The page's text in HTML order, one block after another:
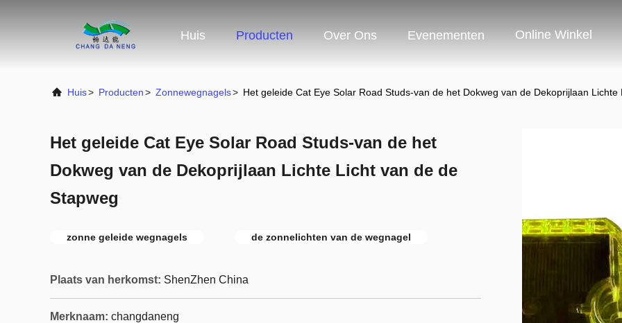
Huis Producten Over Ons Evenementen Online Winkel
Huis> Producten> Zonnewegnagels> Het geleide Cat Eye Solar Road Studs-van de het Dokweg van de Dekoprijlaan
Het geleide Cat Eye Solar Road Studs-van de het
Dokweg van de Dekoprijlaan Lichte Licht van de de
Stapweg
zonne geleide wegnagels de zonnelichten van de wegnagel
Plaats van herkomst: ShenZhen China
Merknaam: changdaneng